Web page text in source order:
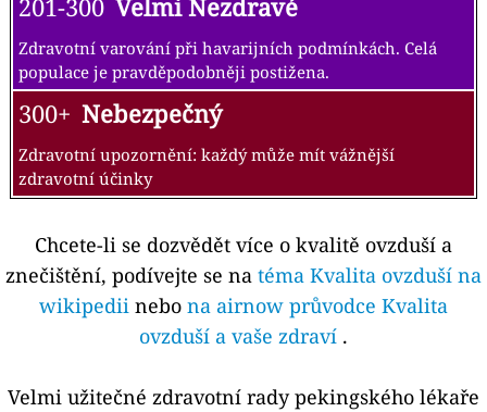
201-300 Velmi Nezdravé
Zdravotní varování při havarijních podmínkách. Celá
populace je pravděpodobněji postižena.
300+ Nebezpečný
Zdravotní upozornění: každý může mít vážnější
zdravotní účinky
Chcete-li se dozvědět více o kvalitě ovzduší a
znečištění, podívejte se na téma Kvalita ovzduší na
wikipedii nebo na airnow průvodce Kvalita
ovzduší a vaše zdraví .
Velmi užitečné zdravotní rady pekingského lékaře